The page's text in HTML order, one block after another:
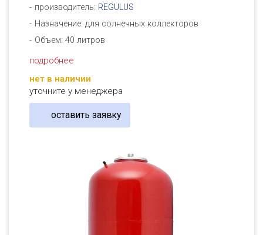
производитель: REGULUS
Назначение: для солнечных коллекторов
Объем: 40 литров
подробнее
нет в наличии
уточните у менеджера
оставить заявку